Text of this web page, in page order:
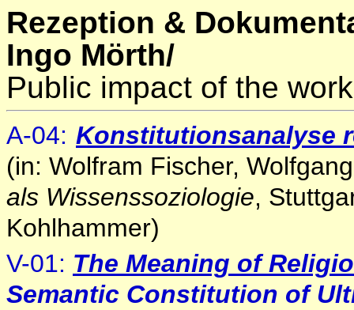
Rezeption &
Ingo Mörth/
Public impact of the
A-04: Konstitutionsanalyse
(in: Wolfram Fischer,
als Wissenssoziologie,
Kohlhammer)
V-01: The Meaning of
Semantic Constitution of